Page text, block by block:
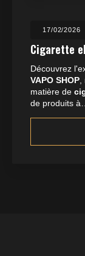
17/02/2026
Cigarette
Découvrez
VAPO SHOP
matière de
de produits à…